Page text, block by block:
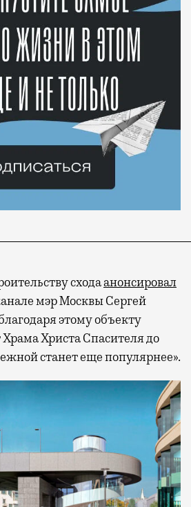
сходаанонсировал
мэр Москвы Сергей
этому объекту
Христа Спасителя до
станет еще популярнее».